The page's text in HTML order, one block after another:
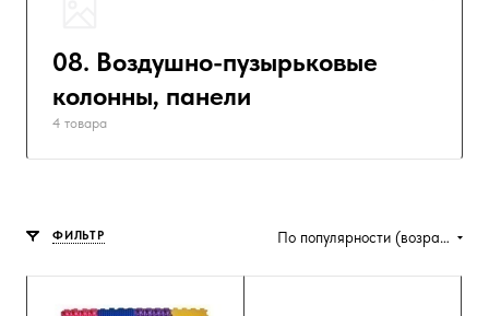
08. Воздушно-пузырьковые
колонны, панели
4 товара
ФИЛЬТР По популярности (возрастание)